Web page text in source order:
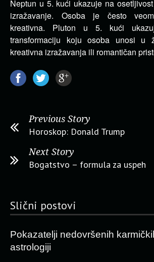
Neptun u 5. kući ukazuje na
izražavanje. Osoba je često
kreativna. Pluton u 5. kući
transformaciju koju osoba unosi u
kreativna izražavanja ili romantičan
Previous Story
Horoskop: Donald Trump
Next Story
Bogatstvo – formula za uspeh
Slični postovi
Pokazatelji nedovršenih
astrologiji